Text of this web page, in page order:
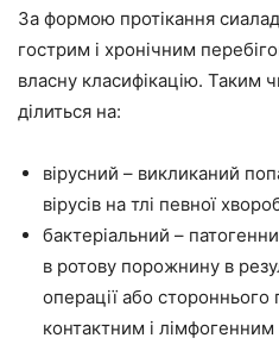
За формою протікання
гострим і хронічним
власну класифікацію. Таким
ділиться на:
вірусний – викликаний
вірусів на тлі певної
бактеріальний –
в ротову порожнину в
операції або
контактним і